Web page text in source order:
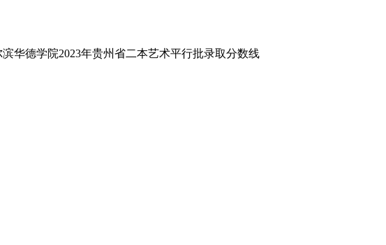
华德学院2023年贵州省二本艺术平行批录取分数线